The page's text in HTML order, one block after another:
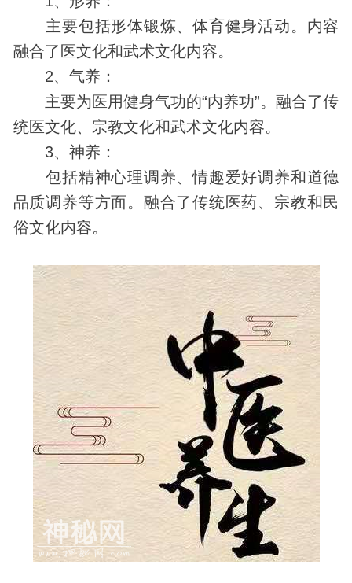
主要包括形体锻炼、体育健身活动。内容
融合了医文化和武术文化内容。
2、气养：
主要为医用健身气功的“内养功”。融合了传
统医文化、宗教文化和武术文化内容。
3、神养：
包括精神心理调养、情趣爱好调养和道德
品质调养等方面。融合了传统医药、宗教和民
俗文化内容。